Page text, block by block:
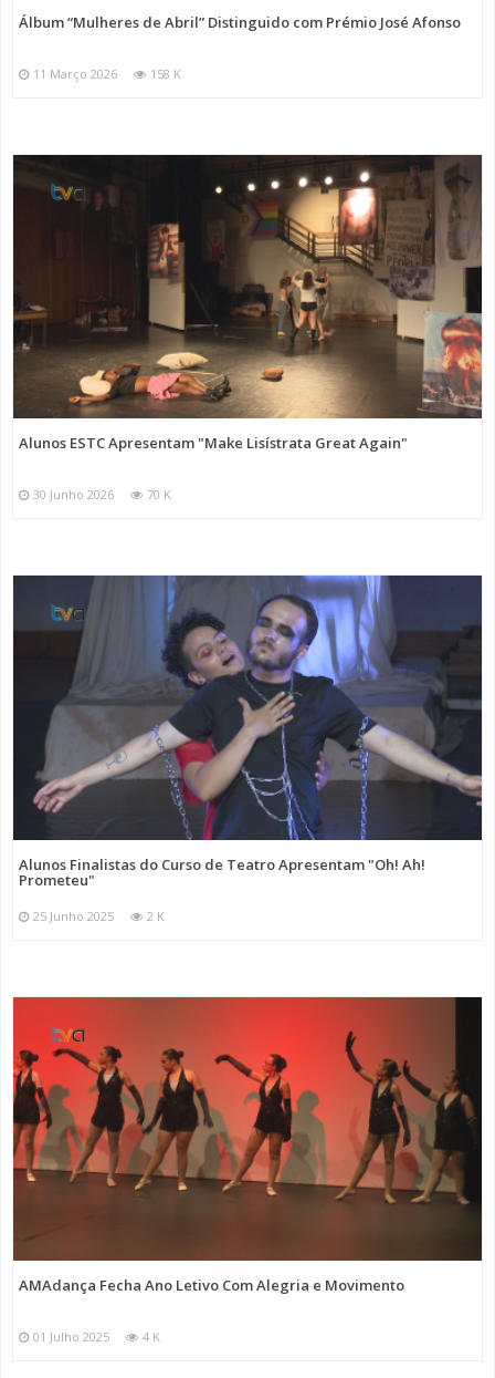
Álbum “Mulheres de Abril” Distinguido com Prémio José Afonso
11 Março 2026 158 K
Alunos ESTC Apresentam "Make Lisístrata Great Again"
30 Junho 2026 70 K
Alunos Finalistas do Curso de Teatro Apresentam "Oh! Ah!
Prometeu"
25 Junho 2025 2 K
AMAdança Fecha Ano Letivo Com Alegria e Movimento
01 Julho 2025 4 K